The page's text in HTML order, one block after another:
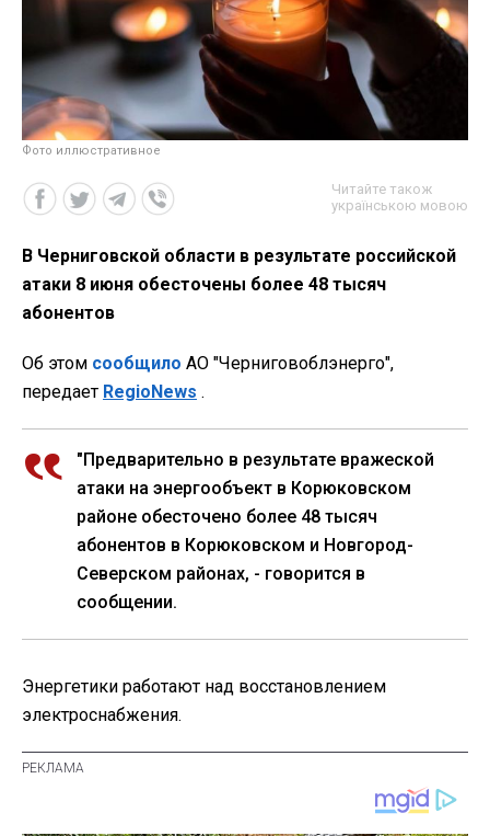
Фото иллюстративное
Читайте також
українською мовою
В Черниговской области в результате российской
атаки 8 июня обесточены более 48 тысяч
абонентов
Об этом сообщило АО "Черниговоблэнерго",
передает RegioNews .
"Предварительно в результате вражеской
атаки на энергообъект в Корюковском
районе обесточено более 48 тысяч
абонентов в Корюковском и Новгород-
Северском районах, - говорится в
сообщении.
Энергетики работают над восстановлением
электроснабжения.